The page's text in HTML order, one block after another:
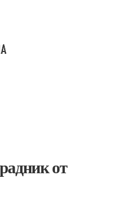
от